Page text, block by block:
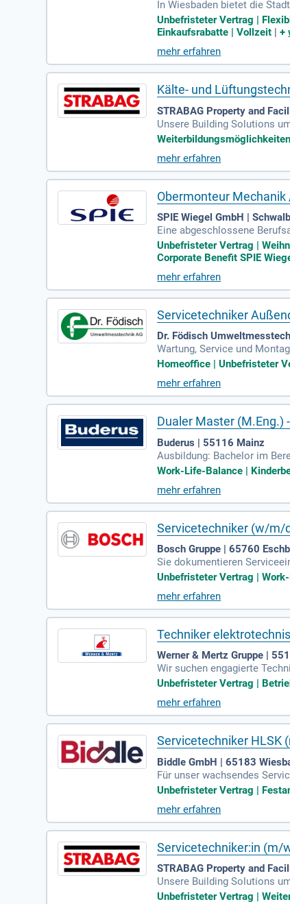
In Wiesbaden bietet die
t suchen, bei der Sie Ihre
fördert die bauliche
und verstehen Service als
Unbefristeter Vertrag |
Einkaufsrabatte | Vollzeit |+
mehr erfahren
Kälte- und
STRABAG Property and
Unsere Building Solutions
agement und spezielle
mehr erfahren
Obermonteur
SPIE Wiegel GmbH |
Eine abgeschlossene
ngstechnik oder eine
Unbefristeter Vertrag |
Corporate Benefit SPIE
mehr erfahren
Servicetechniker
Dr. Födisch
Wartung, Service und
arbeitung von
Homeoffice | Unbefristeter
mehr erfahren
Dualer Master (M.Eng.)
Buderus | 55116 Mainz
Ausbildung: Bachelor im
s und kaufmännisches
Work-Life-Balance |
mehr erfahren
Servicetechniker (w/m/
Bosch Gruppe | 65760
Sie dokumentieren
mrüstmaßnahmen.
Unbefristeter Vertrag |
mehr erfahren
Techniker
Werner & Mertz Gruppe |
Wir suchen engagierte
ung einer hohen
ngriffe und optimieren
tnisse in SPS-
Unbefristeter Vertrag |
mehr erfahren
Servicetechniker HLSK
Biddle GmbH | 65183
Für unser wachsendes
in unsere Projekte einbringt:
Unbefristeter Vertrag |
mehr erfahren
Servicetechniker:in (m/
STRABAG Property and
Unsere Building Solutions
agement und spezielle
Unbefristeter Vertrag |